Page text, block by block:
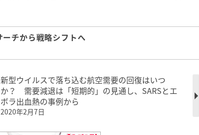
チから戦略シフトへ
新型ウイルスで落ち込む航空需要の回復はいつ
か？ 需要減退は「短期的」の見通し、SARSとエ
ボラ出血熱の事例から
2020年2月7日